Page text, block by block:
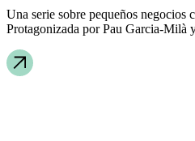
Una serie sobre pequeños negocios
Protagonizada por Pau Garcia-Milà